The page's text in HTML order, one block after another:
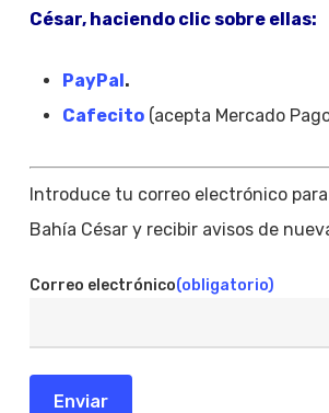
César, haciendo clic sobre ellas:
PayPal.
Cafecito(acepta Mercado
Introduce tu correo electrónico
Bahía César y recibir avisos de
Correo electrónico(obligatorio)
Enviar